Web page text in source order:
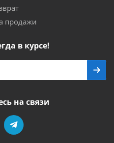
продажи
в курсе!
на связи